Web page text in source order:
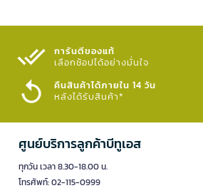
การันตีของแท้
เลือกช้อปได้อย่างมั่นใจ​
คืนสินค้าได้ภายใน 14 วัน
หลังได้รับสินค้า*
ศูนย์บริการลูกค้าบีทูเอส
ทุกวัน เวลา 8.30-18.00 น.
โทรศัพท์: 02-115-0999